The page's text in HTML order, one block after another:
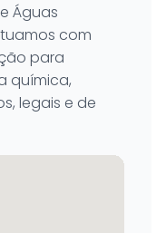
Águas
com
para
química,
legais e de